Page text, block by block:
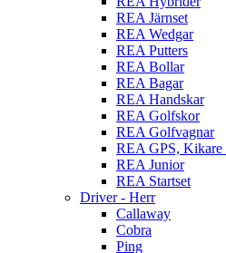
REA Järnset
REA Wedgar
REA Putters
REA Bollar
REA Bagar
REA Handskar
REA Golfskor
REA Golfvagnar
REA GPS,
REA Junior
REA Startset
Driver - Herr
Callaway
Cobra
Ping